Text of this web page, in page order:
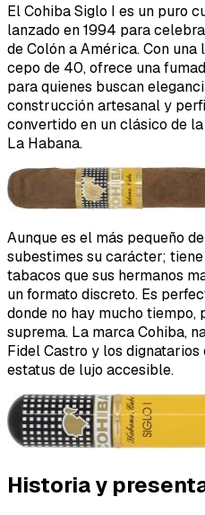
El Cohiba Siglo I es un puro
lanzado en 1994 para
de Colón a América. Con una
cepo de 40, ofrece una
para quienes buscan
construcción artesanal y
convertido en un clásico de
La Habana.
Aunque es el más pequeño
subestimes su carácter;
tabacos que sus hermanos
un formato discreto. Es
donde no hay mucho tiempo,
suprema. La marca Cohiba,
Fidel Castro y los dignatarios
estatus de lujo accesible.
Historia y